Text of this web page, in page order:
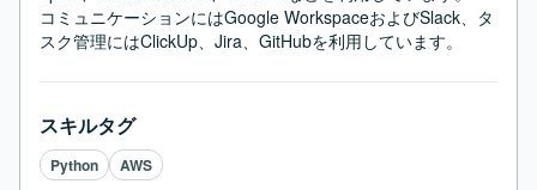
コミュニケーションにはGoogle WorkspaceおよびSlack、タ
スク管理にはClickUp、Jira、GitHubを利用しています。
スキルタグ
Python AWS